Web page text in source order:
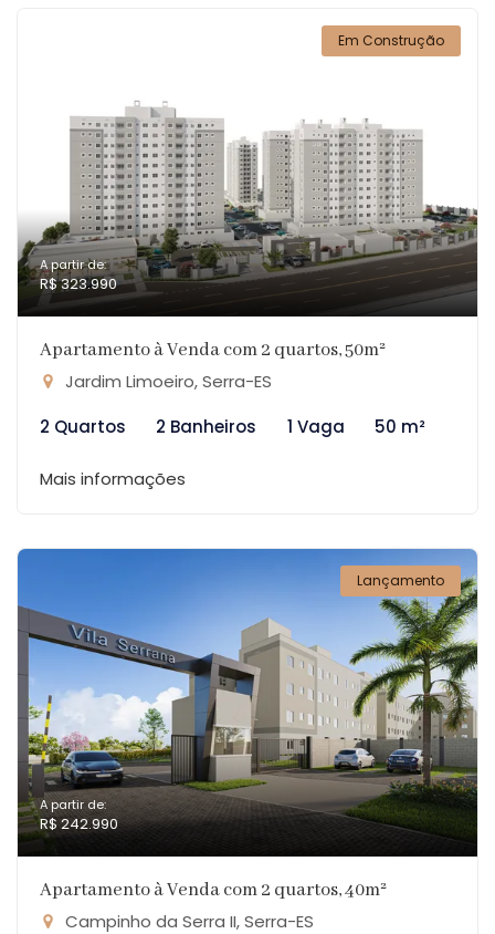
Em Construção
A partir de:
R$ 323.990
Apartamento à Venda com 2 quartos, 50m²
Jardim Limoeiro, Serra-ES
2 Quartos
2 Banheiros 1 Vaga 50 m²
Mais informações
Lançamento
A partir de:
R$ 242.990
Apartamento à Venda com 2 quartos, 40m²
Campinho da Serra II, Serra-ES